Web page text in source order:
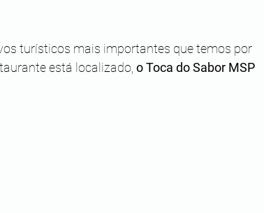
turísticos mais importantes que temos por
está localizado, o Toca do Sabor MSP